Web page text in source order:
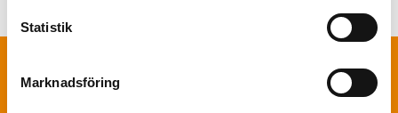
Statistik
Marknadsföring
TNS Sverige AB | Polis Larssonsväg 61 SE-21853 Klagshamn |+46 722